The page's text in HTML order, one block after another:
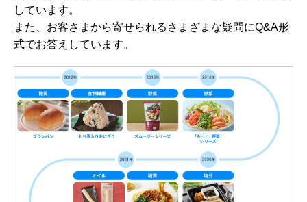
しています。
また、お客さまから寄せられるさまざまな疑問にQ&A形
式でお答えしています。